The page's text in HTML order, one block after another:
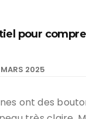
pour
2025
ont des